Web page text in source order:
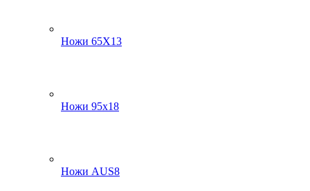
Ножи 65Х13
Ножи 95х18
Ножи AUS8